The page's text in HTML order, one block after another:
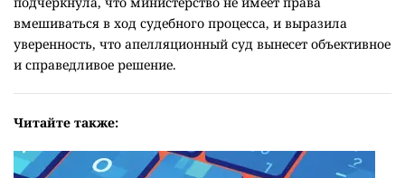
вмешиваться в ход судебного процесса, и выразила
уверенность, что апелляционный суд вынесет объективное
и справедливое решение.
Читайте также: